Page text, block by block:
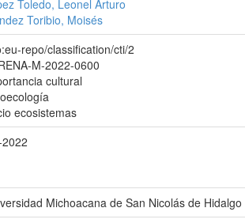
Toledo, Leonel Arturo
Toribio, Moisés
repo/classification/cti/2
M-2022-0600
cultural
ecosistemas
Michoacana de San Nicolás de Hidalgo